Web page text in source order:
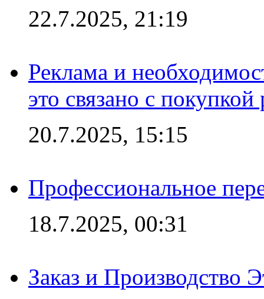
22.7.2025, 21:19
Реклама и
это связано с покупкой
20.7.2025, 15:15
Профессиональное
18.7.2025, 00:31
Заказ и Производство